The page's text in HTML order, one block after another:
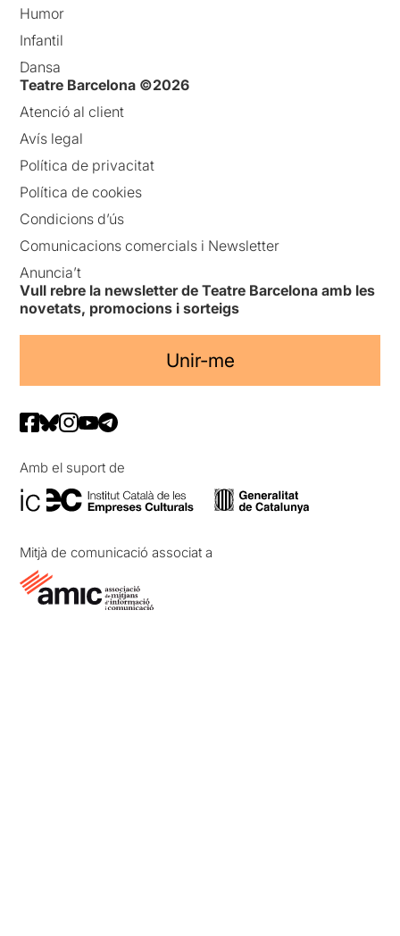
Humor
Infantil
Dansa
Teatre Barcelona ©2026
Atenció al client
Avís legal
Política de privacitat
Política de cookies
Condicions d’ús
Comunicacions comercials i Newsletter
Anuncia’t
Vull rebre la newsletter de Teatre Barcelona amb les
novetats, promocions i sorteigs
Unir-me
Amb el suport de
Mitjà de comunicació associat a